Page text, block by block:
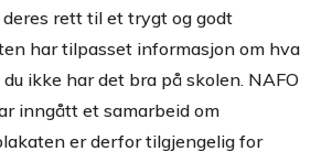
rett til et trygt og godt
har tilpasset informasjon om hva
ikke har det bra på skolen. NAFO
inngått et samarbeid om
er derfor tilgjengelig for